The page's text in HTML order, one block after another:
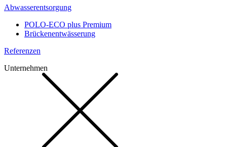
Abwasserentsorgung
POLO-ECO plus Premium
Brückenentwässerung
Referenzen
Unternehmen